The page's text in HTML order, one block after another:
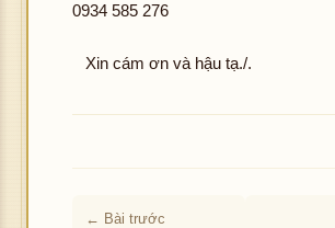
0934 585 276
Xin cám ơn và hậu tạ./.
← Bài trước